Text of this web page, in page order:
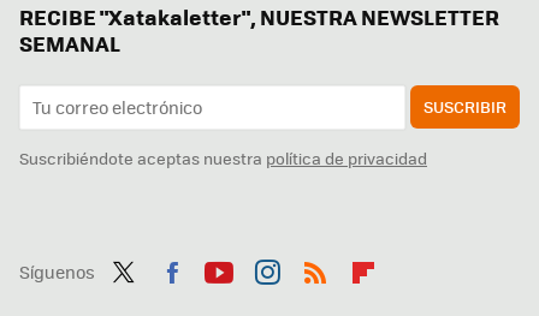
RECIBE "Xatakaletter", NUESTRA NEWSLETTER
SEMANAL
SUSCRIBIR
Suscribiéndote aceptas nuestra política de privacidad
Síguenos